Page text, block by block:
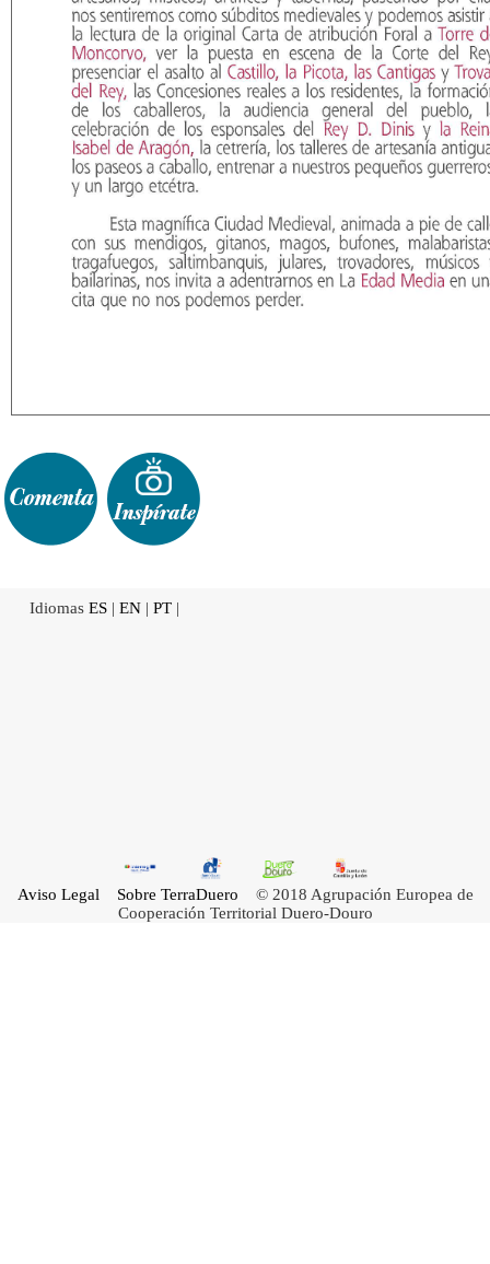
Idiomas ES | EN | PT |
Aviso Legal Sobre TerraDuero © 2018 Agrupación Europea de
Cooperación Territorial Duero-Douro